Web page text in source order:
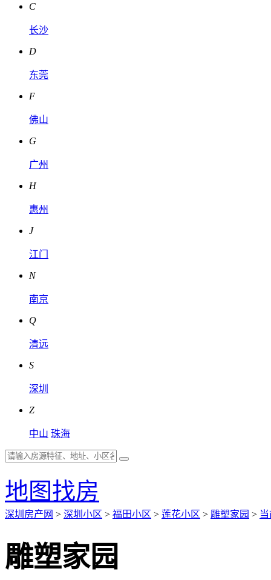
C
长沙
D
东莞
F
佛山
G
广州
H
惠州
J
江门
N
南京
Q
清远
S
深圳
Z
中山 珠海
地图找房
深圳房产网 > 深圳小区 > 福田小区 > 莲花小区 > 雕塑家园 >
雕塑家园